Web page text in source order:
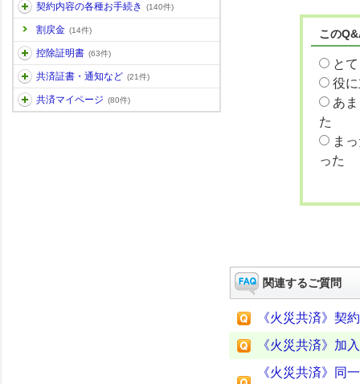
契約内容の各種お手続き (140件)
割戻金 (14件)
控除証明書 (63件)
共済証書・通知など (21件)
共済マイページ (80件)
この
と
役
あ
た
ま
った
関連するご質問
《火災共済》契
《火災共済》加
《火災共済》同